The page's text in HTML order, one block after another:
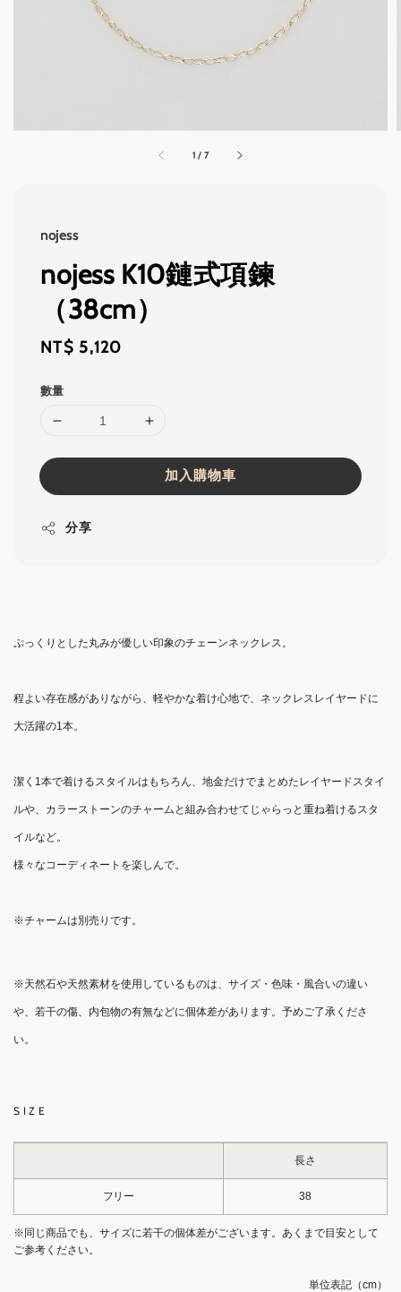
1 / 7
nojess
nojess K10鏈式項鍊
（38cm）
Regular
NT$ 5,120
數量
加入購物車
分享
ぷっくりとした丸みが優しい印象のチェーンネックレス。
程よい存在感がありながら、軽やかな着け心地で、ネックレスレイヤードに
大活躍の1本。
潔く1本で着けるスタイルはもちろん、地金だけでまとめたレイヤードスタイ
ルや、カラーストーンのチャームと組み合わせてじゃらっと重ね着けるスタ
イルなど。
様々なコーディネートを楽しんで。
※チャームは別売りです。
※天然石や天然素材を使用しているものは、サイズ・色味・風合いの違い
や、若干の傷、内包物の有無などに個体差があります。予めご了承くださ
い。
SIZE
長さ
フリー 38
※同じ商品でも、サイズに若干の個体差がございます。あくまで目安として
ご参考ください。
単位表記（cm）